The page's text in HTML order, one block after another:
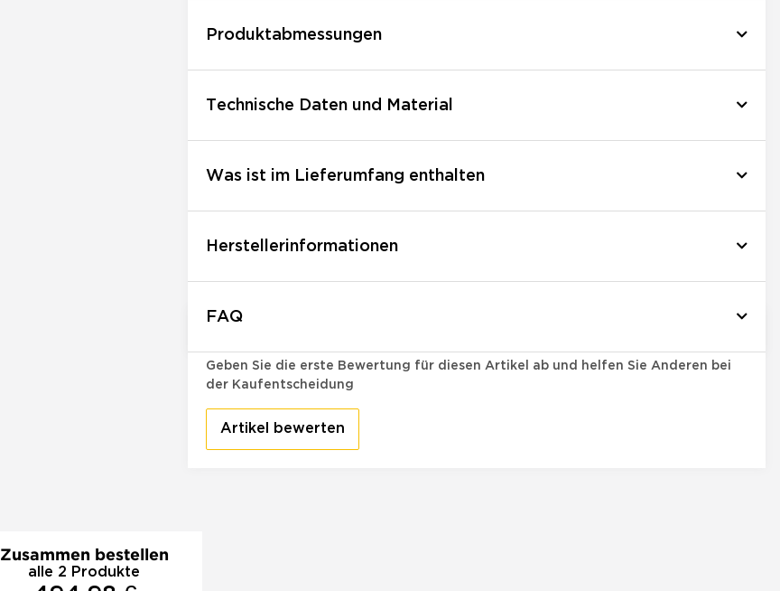
Produktabmessungen
Technische Daten und Material
Was ist im Lieferumfang enthalten
Herstellerinformationen
FAQ
Geben Sie die erste Bewertung für diesen Artikel ab und helfen Sie Anderen bei
der Kaufentscheidung
Artikel bewerten
Zusammen bestellen
alle 2 Produkte